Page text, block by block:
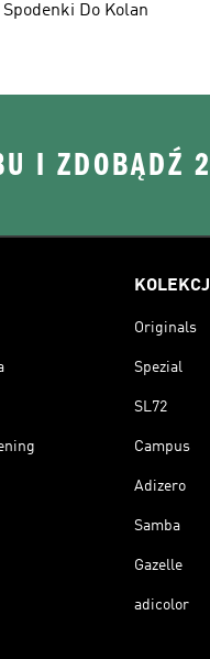
Spodenki Do Kolan
I ZDOBĄDŹ
Originals
Spezial
SL72
Campus
Adizero
Samba
Gazelle
adicolor